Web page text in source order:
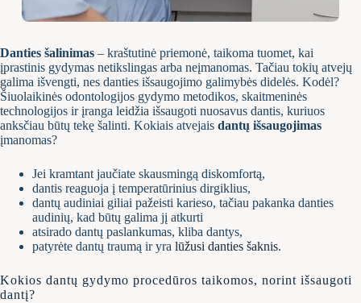
Danties šalinimas – kraštutinė priemonė, taikoma tuomet, kai
įprastinis gydymas netikslingas arba neįmanomas. Tačiau tokių atvejų
galima išvengti, nes danties išsaugojimo galimybės didelės. Kodėl?
Šiuolaikinės odontologijos gydymo metodikos, skaitmeninės
technologijos ir įranga leidžia išsaugoti nuosavus dantis, kuriuos
anksčiau būtų tekę šalinti. Kokiais atvejais dantų išsaugojimas
įmanomas?
Jei kramtant jaučiate skausmingą diskomfortą,
dantis reaguoja į temperatūrinius dirgiklius,
dantų audiniai giliai pažeisti karieso, tačiau pakanka danties
audinių, kad būtų galima jį atkurti
atsirado dantų paslankumas, kliba dantys,
patyrėte dantų traumą ir yra lūžusi danties šaknis.
Kokios dantų gydymo procedūros taikomos, norint išsaugoti
dantį?